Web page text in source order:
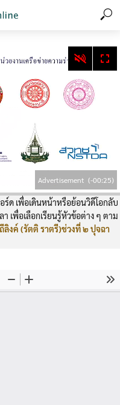
Advertisement (-00:24)
ด เพื่อเดินหน้าหรือย้อนวิดีโอกลับ
เพื่อเลือกเรียนรู้หัวข้อต่าง ๆ ตาม
ลิงค์ (รัตติ ราตรี)ช่วงที่ ๒ ปุจฉา